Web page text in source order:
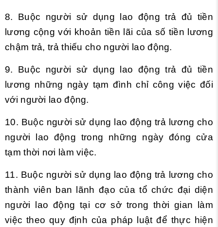
8. Buộc người sử dụng lao động trả đủ tiền
lương cộng với khoản tiền lãi của số tiền lương
chậm trả, trả thiếu cho người lao động.
9. Buộc người sử dụng lao động trả đủ tiền
lương những ngày tạm đình chỉ công việc đối
với người lao động.
10. Buộc người sử dụng lao động trả lương cho
người lao động trong những ngày đóng cửa
tạm thời nơi làm việc.
11. Buộc người sử dụng lao động trả lương cho
thành viên ban lãnh đạo của tổ chức đại diện
người lao động tại cơ sở trong thời gian làm
việc theo quy định của pháp luật để thực hiện